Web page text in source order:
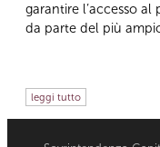
garantire l’accesso
da parte del più
leggi tutto